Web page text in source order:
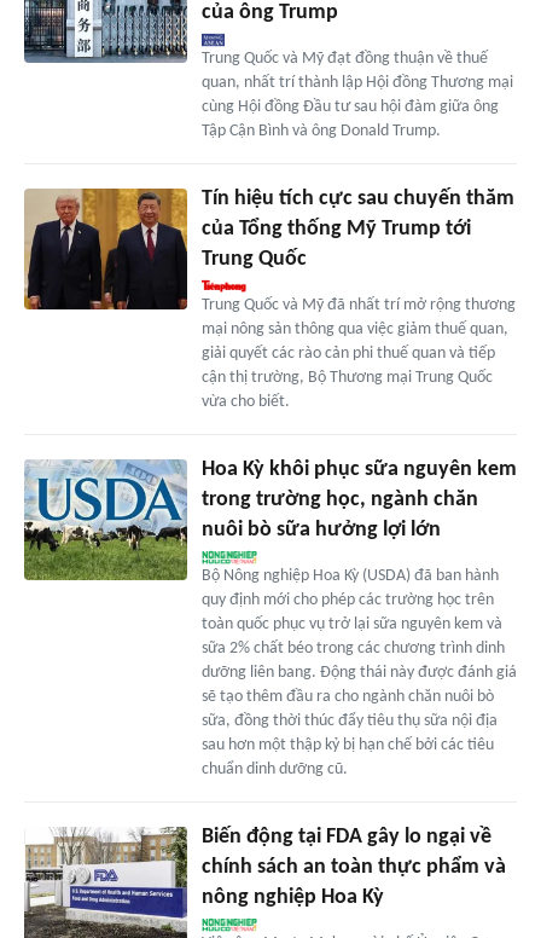
của ông Trump
Trung Quốc và Mỹ đạt đồng thuận về thuế
quan, nhất trí thành lập Hội đồng Thương mại
cùng Hội đồng Đầu tư sau hội đàm giữa ông
Tập Cận Bình và ông Donald Trump.
Tín hiệu tích cực sau chuyến thăm
của Tổng thống Mỹ Trump tới
Trung Quốc
Trung Quốc và Mỹ đã nhất trí mở rộng thương
mại nông sản thông qua việc giảm thuế quan,
giải quyết các rào cản phi thuế quan và tiếp
cận thị trường, Bộ Thương mại Trung Quốc
vừa cho biết.
Hoa Kỳ khôi phục sữa nguyên kem
trong trường học, ngành chăn
nuôi bò sữa hưởng lợi lớn
Bộ Nông nghiệp Hoa Kỳ (USDA) đã ban hành
quy định mới cho phép các trường học trên
toàn quốc phục vụ trở lại sữa nguyên kem và
sữa 2% chất béo trong các chương trình dinh
dưỡng liên bang. Động thái này được đánh giá
sẽ tạo thêm đầu ra cho ngành chăn nuôi bò
sữa, đồng thời thúc đẩy tiêu thụ sữa nội địa
sau hơn một thập kỷ bị hạn chế bởi các tiêu
chuẩn dinh dưỡng cũ.
Biến động tại FDA gây lo ngại về
chính sách an toàn thực phẩm và
nông nghiệp Hoa Kỳ